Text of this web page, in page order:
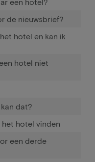
de nieuwsbrief?
hotel en kan ik
hotel niet
dat?
hotel vinden
een derde